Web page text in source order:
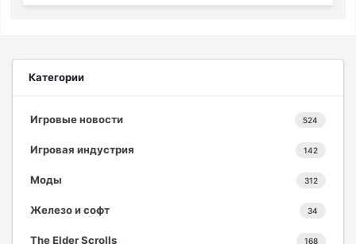
Категории
524
Игровые новости
142
Игровая индустрия
312
Моды
34
Железо и софт
168
The Elder Scrolls